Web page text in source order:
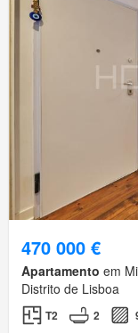
470 000 €
Apartamento em
Distrito de Lisboa
T2 2